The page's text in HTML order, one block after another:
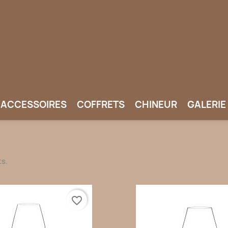
ACCESSOIRES COFFRETS CHINEUR GALERIE
favorite_border